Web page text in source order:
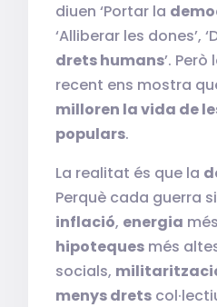
diuen ‘Portar la
‘Alliberar les dones’,
drets humans’.
recent ens mostra
milloren la vida de
populars.
La realitat és que la
Perquè cada guerra
inflació, energia
hipoteques més
socials,
menys drets